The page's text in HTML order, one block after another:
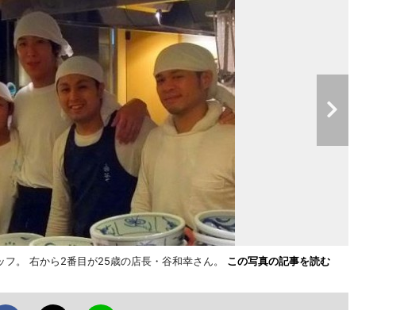
。 右から2番目が25歳の店長・谷和幸さん。 この写真の記事を読む